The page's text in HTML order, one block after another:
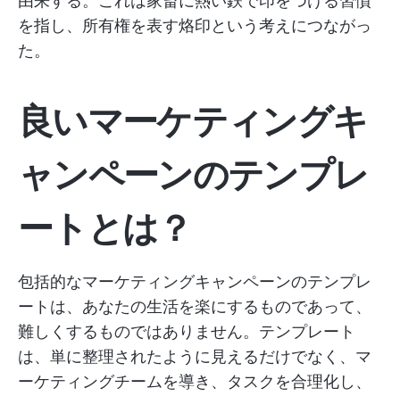
を指し、所有権を表す烙印という考えにつながっ
た。
良いマーケティングキ
ャンペーンのテンプレ
ートとは？
包括的なマーケティングキャンペーンのテンプレ
ートは、あなたの生活を楽にするものであって、
難しくするものではありません。テンプレート
は、単に整理されたように見えるだけでなく、マ
ーケティングチームを導き、タスクを合理化し、